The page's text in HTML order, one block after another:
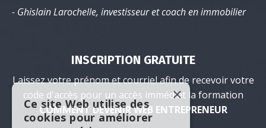
- Ghislain Larochelle, investisseur et coach en immobilier
INSCRIPTION GRATUITE
Laissez votre prénom et courriel afin de recevoir votre
code d'accès pour un accès immédiat la formation
COMMENT DEVENIR WEB ENTREPRENEUR
×
Ce site Web utilise des
cookies pour améliorer